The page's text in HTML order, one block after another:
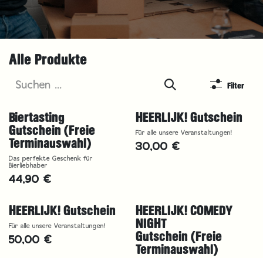
Alle Produkte
Filter
Biertasting
Gutschein (Freie
Terminauswahl)
Das perfekte Geschenk für
Bierliebhaber
44,90 €
HEERLIJK! Gutschein
Für alle unsere Veranstaltungen!
30,00 €
HEERLIJK! Gutschein
Für alle unsere Veranstaltungen!
50,00 €
HEERLIJK! COMEDY
NIGHT
Gutschein (Freie
Terminauswahl)